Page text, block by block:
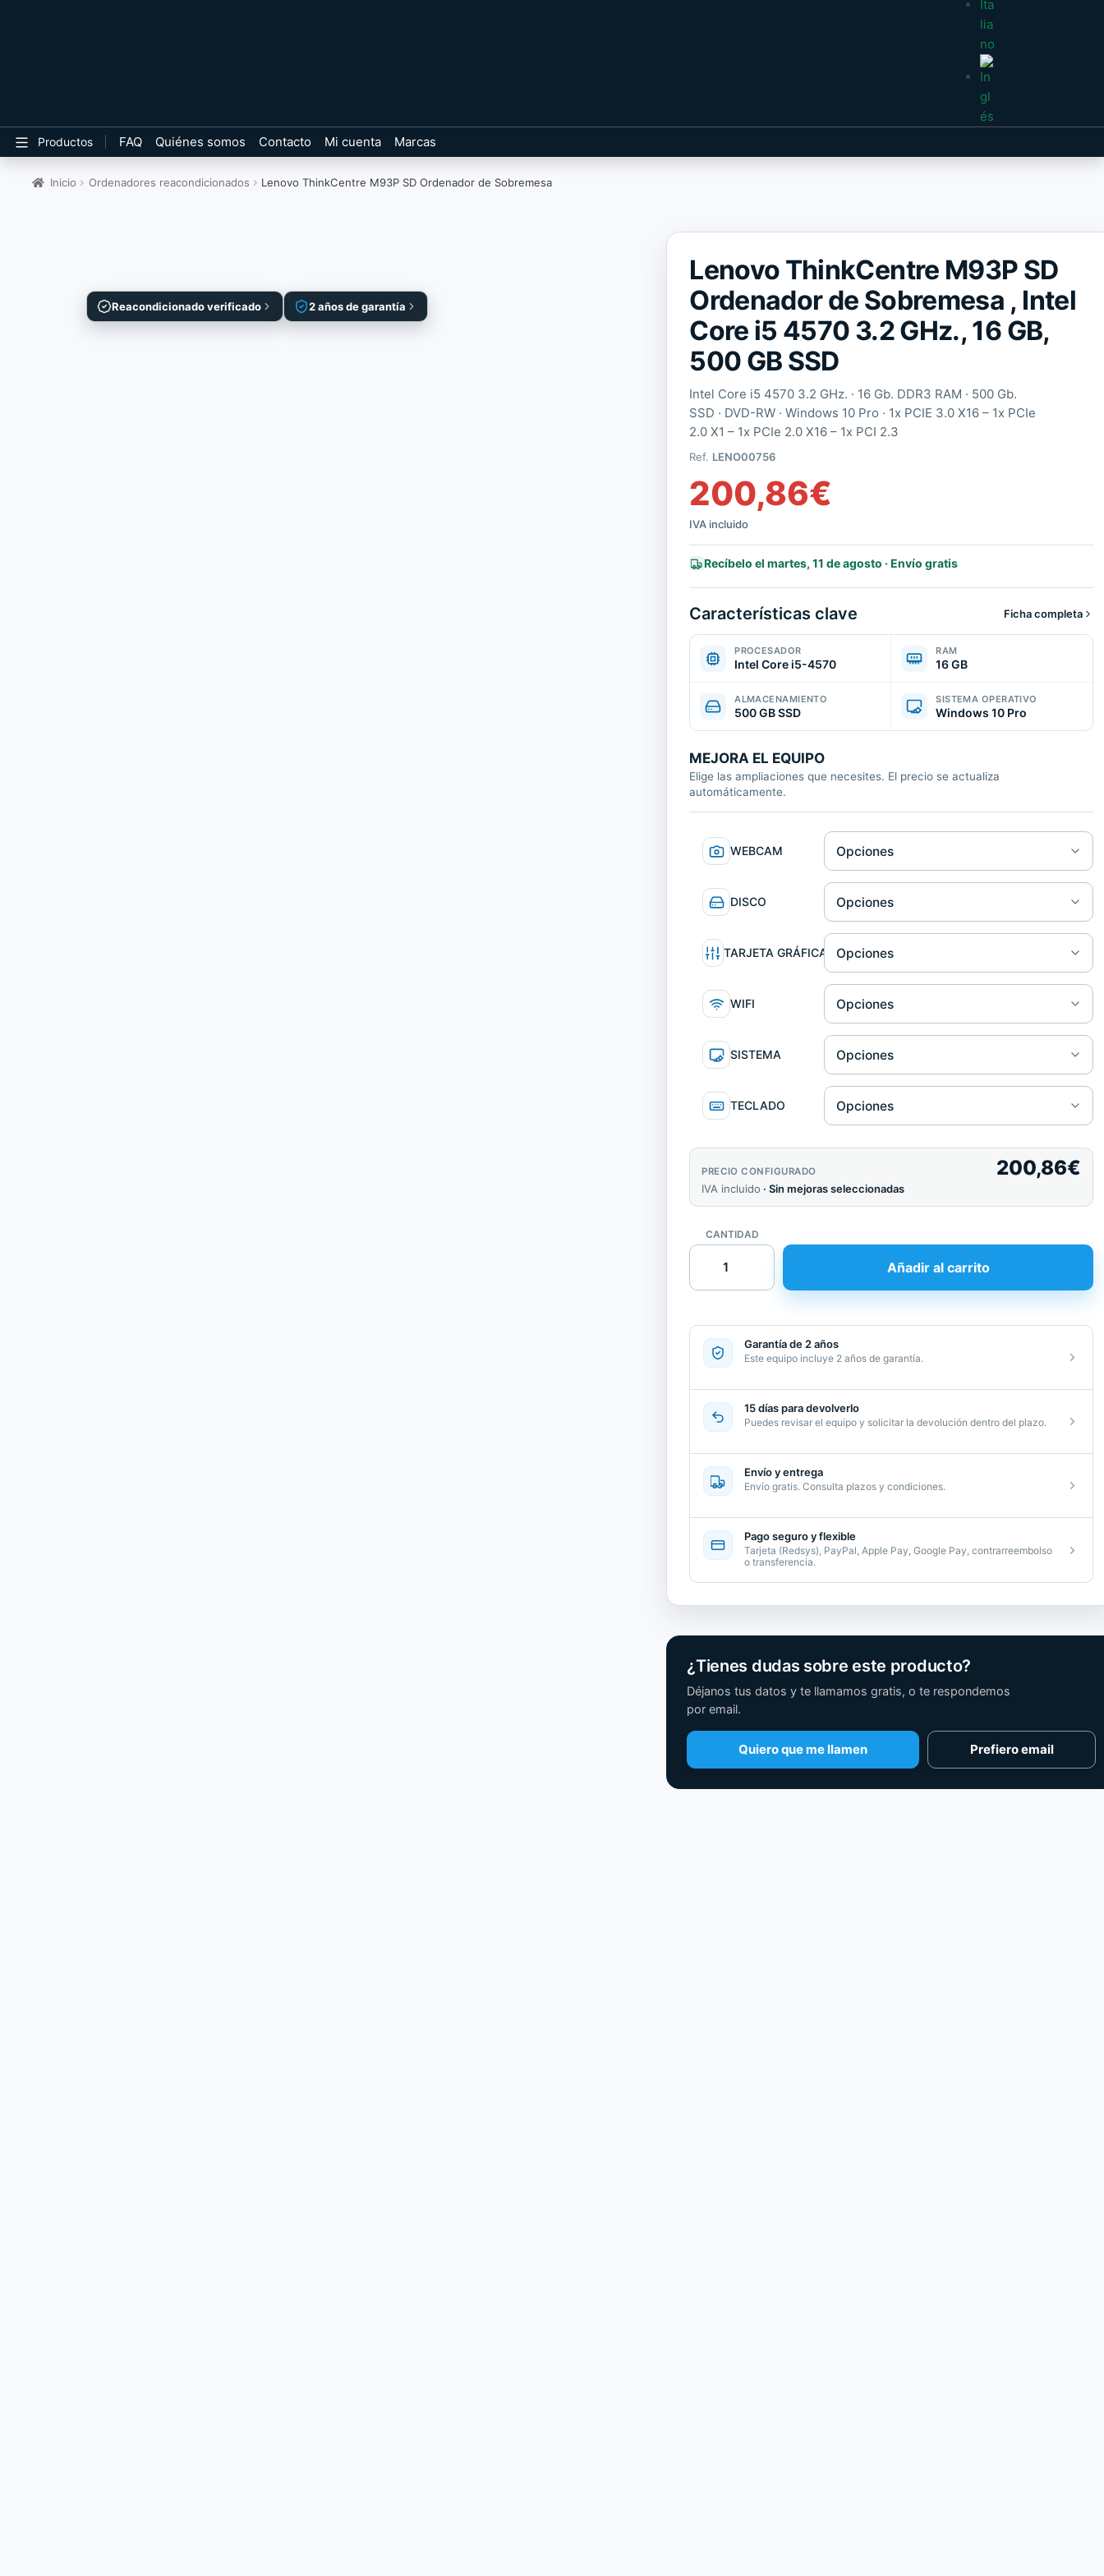
Productos FAQ Quiénes somos Contacto Mi cuenta Marcas
Inicio Ordenadores reacondicionados Lenovo ThinkCentre M93P SD Ordenador de Sobremesa
Reacondicionado verificado 2 años de garantía
Lenovo ThinkCentre M93P SD
Ordenador de Sobremesa , Intel
Core i5 4570 3.2 GHz., 16 GB,
500 GB SSD
Intel Core i5 4570 3.2 GHz. · 16 Gb. DDR3 RAM · 500 Gb.
SSD · DVD-RW · Windows 10 Pro · 1x PCIE 3.0 X16 – 1x PCIe
2.0 X1 – 1x PCIe 2.0 X16 – 1x PCI 2.3
Ref. LENO00756
200,86€
IVA incluido
Recíbelo el martes, 11 de agosto · Envío gratis
Características clave Ficha completa
PROCESADOR
Intel Core i5-4570
RAM
16 GB
ALMACENAMIENTO
500 GB SSD
SISTEMA OPERATIVO
Windows 10 Pro
MEJORA EL EQUIPO
Elige las ampliaciones que necesites. El precio se actualiza
automáticamente.
Webcam
WEBCAM
Disco Duro Opciones
DISCO
Tarjeta Gráfica Opciones
TARJETA GRÁFICA
WIFI
WIFI
SO Opciones
SISTEMA
Teclado
TECLADO
PRECIO CONFIGURADO 200,86€
IVA incluido · Sin mejoras seleccionadas
CANTIDAD
Lenovo
ThinkCentre
SD
de
Sobremesa
Intel
Core
4570
3.2
GHz.,
GB,
500
Añadir al carrito
Garantía de 2 años
Este equipo incluye 2 años de garantía.
15 días para devolverlo
Puedes revisar el equipo y solicitar la devolución dentro del plazo.
Envío y entrega
Envío gratis. Consulta plazos y condiciones.
Pago seguro y flexible
Tarjeta (Redsys), PayPal, Apple Pay, Google Pay, contrarreembolso
o transferencia.
¿Tienes dudas sobre este producto?
Déjanos tus datos y te llamamos gratis, o te respondemos
por email.
Quiero que me llamen Prefiero email